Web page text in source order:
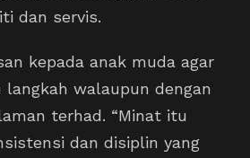
dan servis.
kepada anak muda agar
walaupun dengan
terhad. “Minat itu
dan disiplin yang